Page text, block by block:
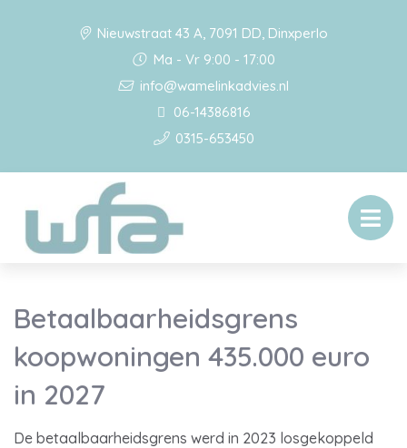
Nieuwstraat 43 A, 7091 DD, Dinxperlo
Ma - Vr 9:00 - 17:00
info@wamelinkadvies.nl
06-14386816
0315-653450
Betaalbaarheidsgrens
koopwoningen 435.000 euro
in 2027
De betaalbaarheidsgrens werd in 2023 losgekoppeld